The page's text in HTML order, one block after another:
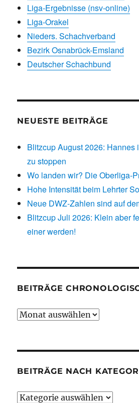
Liga-Ergebnisse (nsv-online)
Liga-Orakel
Nieders. Schachverband
Bezirk Osnabrück-Emsland
Deutscher Schachbund
NEUESTE BEITRÄGE
Blitzcup August 2026: Hannes
zu stoppen
Wo landen wir? Die Oberliga-
Hohe Intensität beim Lehrter
Neue DWZ-Zahlen sind auf
Blitzcup Juli 2026: Klein aber
einer werden!
BEITRÄGE
Beiträge
BEITRÄGE NACH
Beiträge